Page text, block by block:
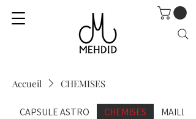
Accueil CHEMISES
CAPSULE ASTRO CHEMISES MAILLE